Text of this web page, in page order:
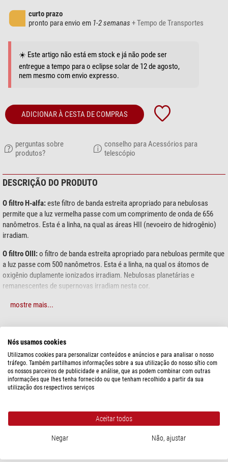
curto prazo
pronto para envio em 1-2 semanas + Tempo de Transportes
☀️ Este artigo não está em stock e já não pode ser
entregue a tempo para o eclipse solar de 12 de agosto,
nem mesmo com envio expresso.
ADICIONAR À CESTA DE COMPRAS
perguntas sobre
produtos?
conselho para Acessórios para
telescópio
DESCRIÇÃO DO PRODUTO
O filtro H-alfa:este filtro de banda estreita apropriado para nebulosas
permite que a luz vermelha passe com um comprimento de onda de 656
nanômetros. Esta é a linha, na qual as áreas HII (nevoeiro de hidrogênio)
irradiam.
O filtro OIII:o filtro de banda estreita apropriado para nebuloas permite que
a luz passe com 500 nanômetros. Esta é a linha, na qual os átomos de
oxigênio duplamente ionizados irradiam. Nebulosas planetárias e
remanescentes de supernovas irradiam nesta cor.
O filtro SII:o filtro de banda estreita permite que a luz dos átomos de
muitas nebulosas planetárias, nebulosas de emissão e remanescentes de
Filtro de linha comlargura de banda de 6,5 nanómetros, recomendado para
sistemas óticosde f/10 a f/3,5
Osfiltros optimizados para CMOSda Baader caracterizam-se por
meias larguras mais estreitas (FWHM)
Revestimentos Reflex-Blocker™, para máxima insensibilidade à retro-
reflexão de ópticas auxiliares próximas, mesmo nas condições mais
mostre mais...
ESPECIFICAÇÕES
Capacidade
Comprimento de onda central (nm) 656,3 & 500,7 & 671,7
Largura de meio valor (nm)
6,5
Reflex-Blocker™
Apropriado para ...
espessura do filtro (mm)
Nós usamos cookies
Utilizamos cookies para personalizar conteúdos e anúncios e para analisar o nosso
tráfego. Também partilhamos informações sobre a sua utilização do nosso sítio com
os nossos parceiros de publicidade e análise, que as podem combinar com outras
informações que lhes tenha fornecido ou que tenham recolhido a partir da sua
utilização dos respectivos serviços
Aceitar todos
Negar Não, ajustar